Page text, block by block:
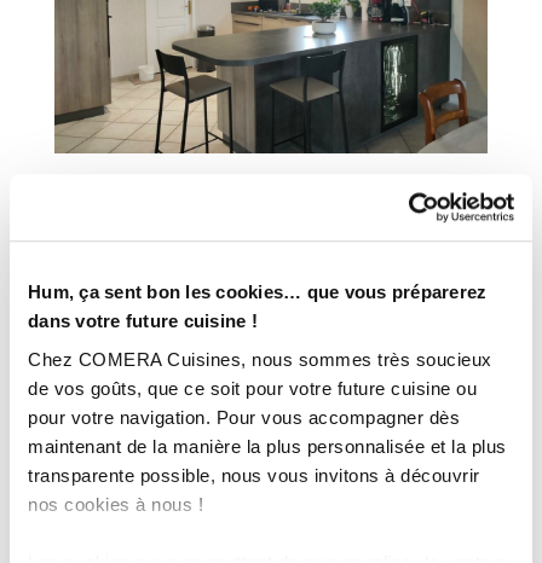
Hum, ça sent bon les cookies… que vous préparerez
dans votre future cuisine !
Chez COMERA Cuisines, nous sommes très soucieux
de vos goûts, que ce soit pour votre future cuisine ou
pour votre navigation. Pour vous accompagner dès
maintenant de la manière la plus personnalisée et la plus
transparente possible, nous vous invitons à découvrir
nos cookies à nous !
INFORMATIONS
TECHNIQUES :
Magasin : COMERA Cuisines à Montbrison (42)
COMERA-En savoir plus
Rencontrez votre cuisiniste